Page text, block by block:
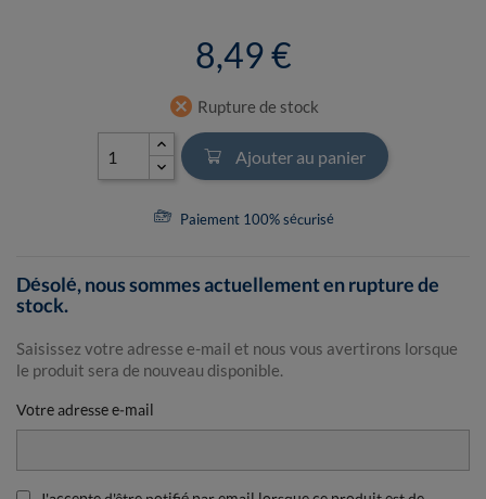
8,49 €
cancel Rupture de stock
Ajouter au panier
Paiement 100% sécurisé
Désolé, nous sommes actuellement en rupture de
stock.
Saisissez votre adresse e-mail et nous vous avertirons lorsque
le produit sera de nouveau disponible.
Votre adresse e-mail